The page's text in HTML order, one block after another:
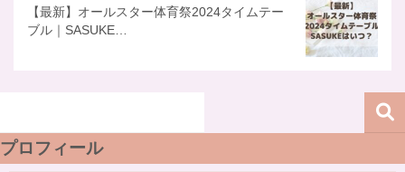
【最新】オールスター体育祭2024タイムテー
ブル｜SASUKE…
プロフィール